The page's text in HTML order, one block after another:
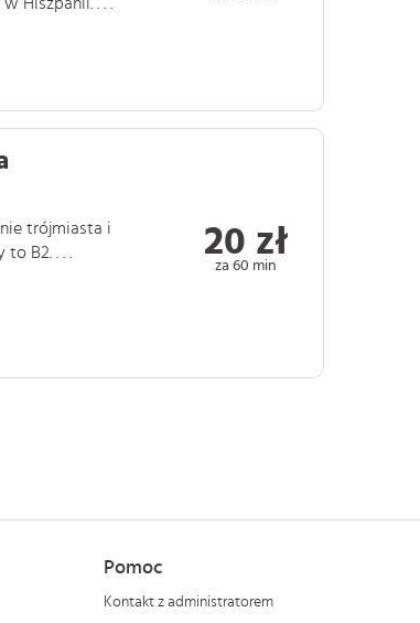
trójmiasta i
B2. . . .
20 zł
za 60 min
Pomoc
Kontakt z administratorem